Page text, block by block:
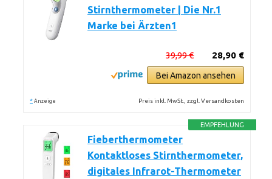
Stirnthermometer | Die Nr.1
Marke bei Ärzten1
28,90 €
39,99 €
Bei Amazon ansehen
* Anzeige Preis inkl. MwSt., zzgl. Versandkosten
EMPFEHLUNG
Fieberthermometer
Kontaktloses Stirnthermometer,
digitales Infrarot-Thermometer